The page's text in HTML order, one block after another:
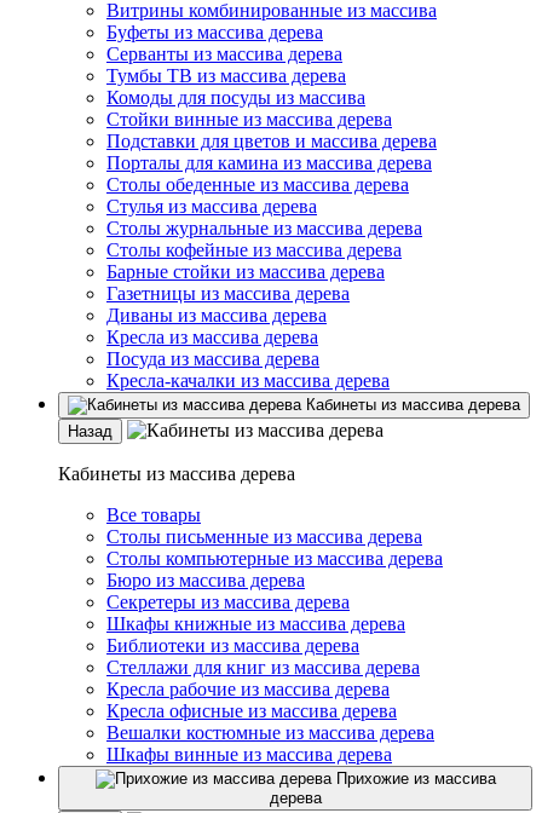
Витрины комбинированные из массива
Буфеты из массива дерева
Серванты из массива дерева
Тумбы ТВ из массива дерева
Комоды для посуды из массива
Стойки винные из массива дерева
Подставки для цветов и массива дерева
Порталы для камина из массива дерева
Столы обеденные из массива дерева
Стулья из массива дерева
Столы журнальные из массива дерева
Столы кофейные из массива дерева
Барные стойки из массива дерева
Газетницы из массива дерева
Диваны из массива дерева
Кресла из массива дерева
Посуда из массива дерева
Кресла-качалки из массива дерева
Кабинеты из массива дерева
Назад
Кабинеты из массива дерева
Все товары
Столы письменные из массива дерева
Столы компьютерные из массива дерева
Бюро из массива дерева
Секретеры из массива дерева
Шкафы книжные из массива дерева
Библиотеки из массива дерева
Стеллажи для книг из массива дерева
Кресла рабочие из массива дерева
Кресла офисные из массива дерева
Вешалки костюмные из массива дерева
Шкафы винные из массива дерева
Прихожие из массива
дерева